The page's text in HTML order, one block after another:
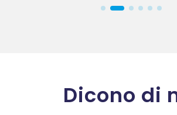
era:
è:
Dicono di